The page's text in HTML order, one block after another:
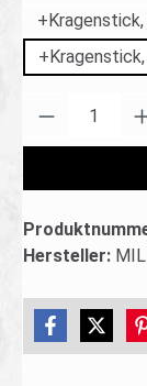
Produkt
Hersteller: